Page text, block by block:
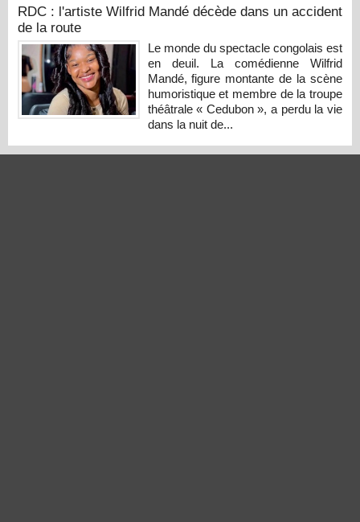
RDC : l'artiste Wilfrid Mandé décède dans un accident
de la route
Le monde du spectacle congolais est
en deuil. La comédienne Wilfrid
Mandé, figure montante de la scène
humoristique et membre de la troupe
théâtrale « Cedubon », a perdu la vie
dans la nuit de...